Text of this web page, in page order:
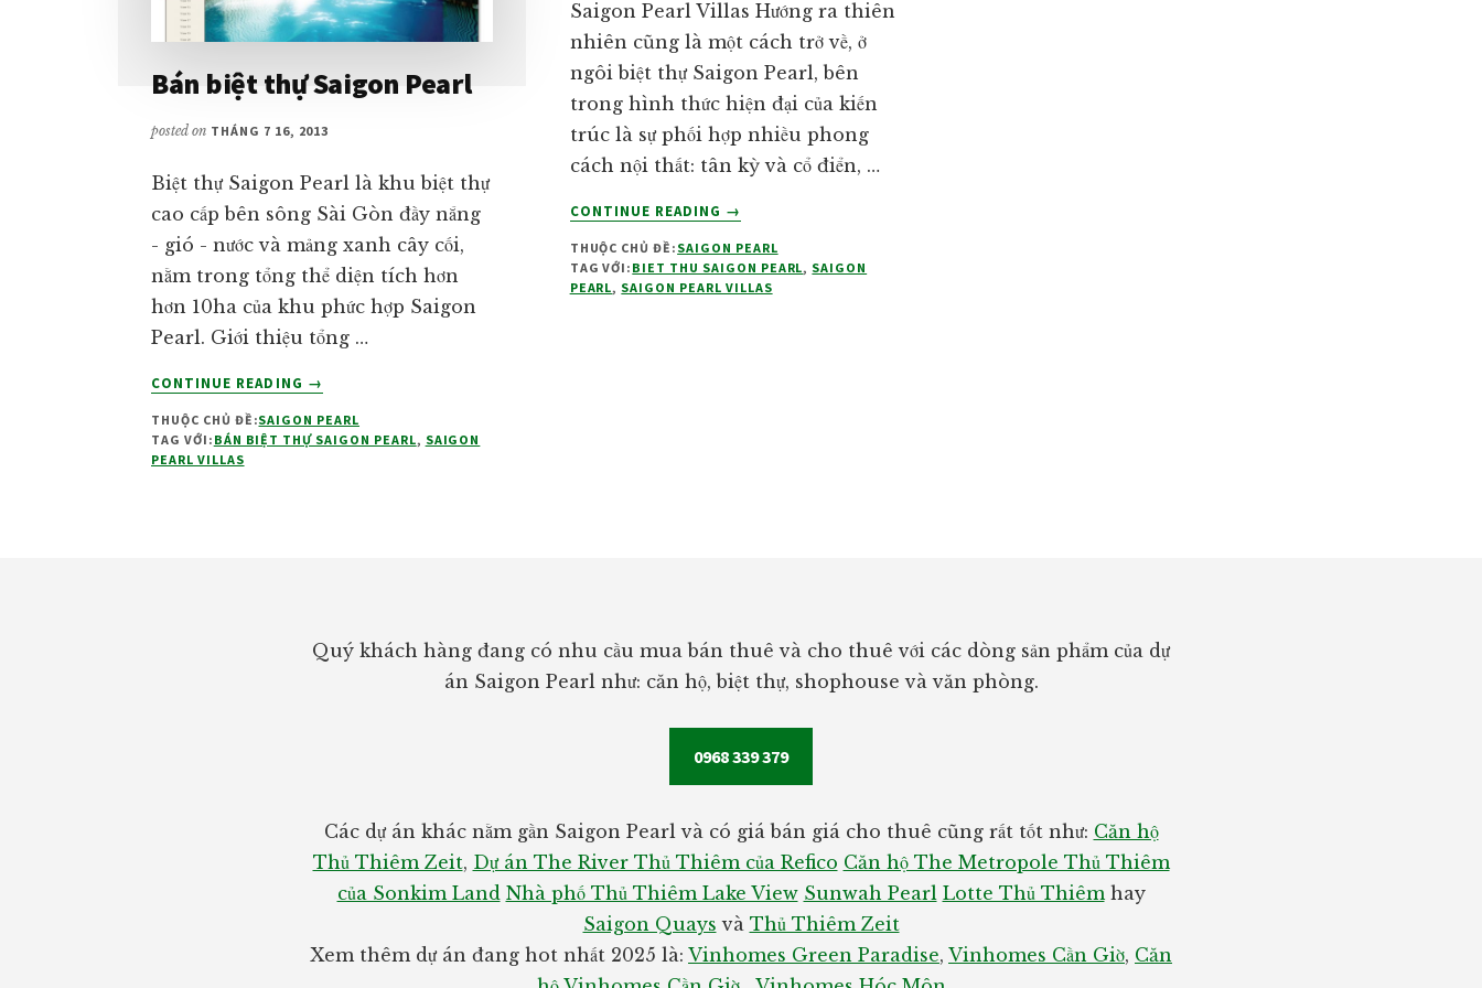
Bán biệt thự Saigon Pearl
posted on THÁNG 7 16, 2013
Biệt thự Saigon Pearl là khu biệt thự
cao cấp bên sông Sài Gòn đầy nắng
- gió - nước và mảng xanh cây cối,
nằm trong tổng thể diện tích hơn
hơn 10ha của khu phức hợp Saigon
Pearl. Giới thiệu tổng …
CONTINUE READING
VỀBÁN
THỰ
SAIGON
→
THUỘC CHỦ ĐỀ:SAIGON PEARL
TAG VỚI: BÁN BIỆT THỰ SAIGON PEARL, SAIGON
PEARL VILLAS
Saigon Pearl Villas Hướng ra thiên
nhiên cũng là một cách trở về, ở
ngôi biệt thự Saigon Pearl, bên
trong hình thức hiện đại của kiến
trúc là sự phối hợp nhiều phong
cách nội thất: tân kỳ và cổ điển, …
CONTINUE READING
VỀSAIGON
VILLAS
→
THUỘC CHỦ ĐỀ: SAIGON PEARL
TAG VỚI: BIET THU SAIGON PEARL, SAIGON
PEARL, SAIGON PEARL VILLAS
Quý khách hàng đang có nhu cầu mua bán thuê và cho thuê với các dòng sản phẩm của dự
án Saigon Pearl như: căn hộ, biệt thự, shophouse và văn phòng.
0968 339 379
Các dự án khác nằm gần Saigon Pearl và có giá bán giá cho thuê cũng rất tốt như: Căn hộ
Thủ Thiêm Zeit, Dự án The River Thủ Thiêm của Refico Căn hộ The Metropole Thủ Thiêm
của Sonkim Land Nhà phố Thủ Thiêm Lake View Sunwah Pearl Lotte Thủ Thiêmhay
Saigon Quays và Thủ Thiêm Zeit
Xem thêm dự án đang hot nhất 2025 là: Vinhomes Green Paradise, Vinhomes Cần Giờ, Căn